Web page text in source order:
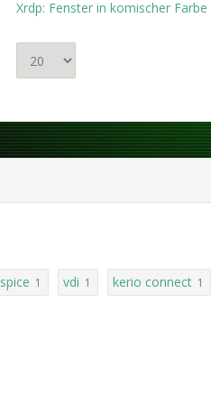
Xrdp: Fenster in komischer
Anzeige
#
spice 1 vdi 1 kerio connect 1